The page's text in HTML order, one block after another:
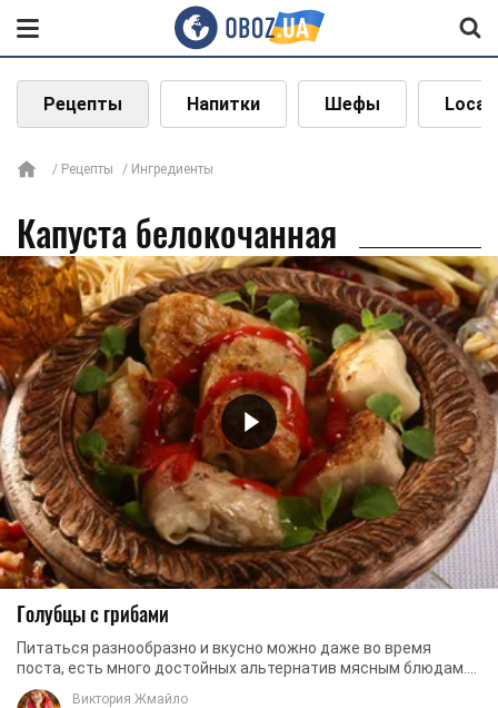
Рецепты Напитки Шефы Local
Рецепты Ингредиенты
Капуста белокочанная
Голубцы с грибами
Питаться разнообразно и вкусно можно даже во время
поста, есть много достойных альтернатив мясным блюдам.
Попробуйте сделать голубцы с грибами и вы в ...
Виктория Жмайло